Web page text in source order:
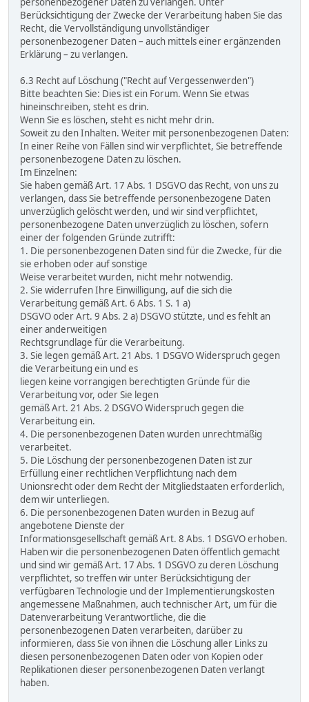
Berücksichtigung der Zwecke der Verarbeitung haben Sie das
Recht, die Vervollständigung unvollständiger
personenbezogener Daten – auch mittels einer ergänzenden
Erklärung – zu verlangen.
6.3 Recht auf Löschung ("Recht auf Vergessenwerden")
Bitte beachten Sie: Dies ist ein Forum. Wenn Sie etwas
hineinschreiben, steht es drin.
Wenn Sie es löschen, steht es nicht mehr drin.
Soweit zu den Inhalten. Weiter mit personenbezogenen Daten:
In einer Reihe von Fällen sind wir verpflichtet, Sie betreffende
personenbezogene Daten zu löschen.
Im Einzelnen:
Sie haben gemäß Art. 17 Abs. 1 DSGVO das Recht, von uns zu
verlangen, dass Sie betreffende personenbezogene Daten
unverzüglich gelöscht werden, und wir sind verpflichtet,
personenbezogene Daten unverzüglich zu löschen, sofern
einer der folgenden Gründe zutrifft:
1. Die personenbezogenen Daten sind für die Zwecke, für die
sie erhoben oder auf sonstige
Weise verarbeitet wurden, nicht mehr notwendig.
2. Sie widerrufen Ihre Einwilligung, auf die sich die
Verarbeitung gemäß Art. 6 Abs. 1 S. 1 a)
DSGVO oder Art. 9 Abs. 2 a) DSGVO stützte, und es fehlt an
einer anderweitigen
Rechtsgrundlage für die Verarbeitung.
3. Sie legen gemäß Art. 21 Abs. 1 DSGVO Widerspruch gegen
die Verarbeitung ein und es
liegen keine vorrangigen berechtigten Gründe für die
Verarbeitung vor, oder Sie legen
gemäß Art. 21 Abs. 2 DSGVO Widerspruch gegen die
Verarbeitung ein.
4. Die personenbezogenen Daten wurden unrechtmäßig
verarbeitet.
5. Die Löschung der personenbezogenen Daten ist zur
Erfüllung einer rechtlichen Verpflichtung nach dem
Unionsrecht oder dem Recht der Mitgliedstaaten erforderlich,
dem wir unterliegen.
6. Die personenbezogenen Daten wurden in Bezug auf
angebotene Dienste der
Informationsgesellschaft gemäß Art. 8 Abs. 1 DSGVO erhoben.
Haben wir die personenbezogenen Daten öffentlich gemacht
und sind wir gemäß Art. 17 Abs. 1 DSGVO zu deren Löschung
verpflichtet, so treffen wir unter Berücksichtigung der
verfügbaren Technologie und der Implementierungskosten
angemessene Maßnahmen, auch technischer Art, um für die
Datenverarbeitung Verantwortliche, die die
personenbezogenen Daten verarbeiten, darüber zu
informieren, dass Sie von ihnen die Löschung aller Links zu
diesen personenbezogenen Daten oder von Kopien oder
Replikationen dieser personenbezogenen Daten verlangt
haben.